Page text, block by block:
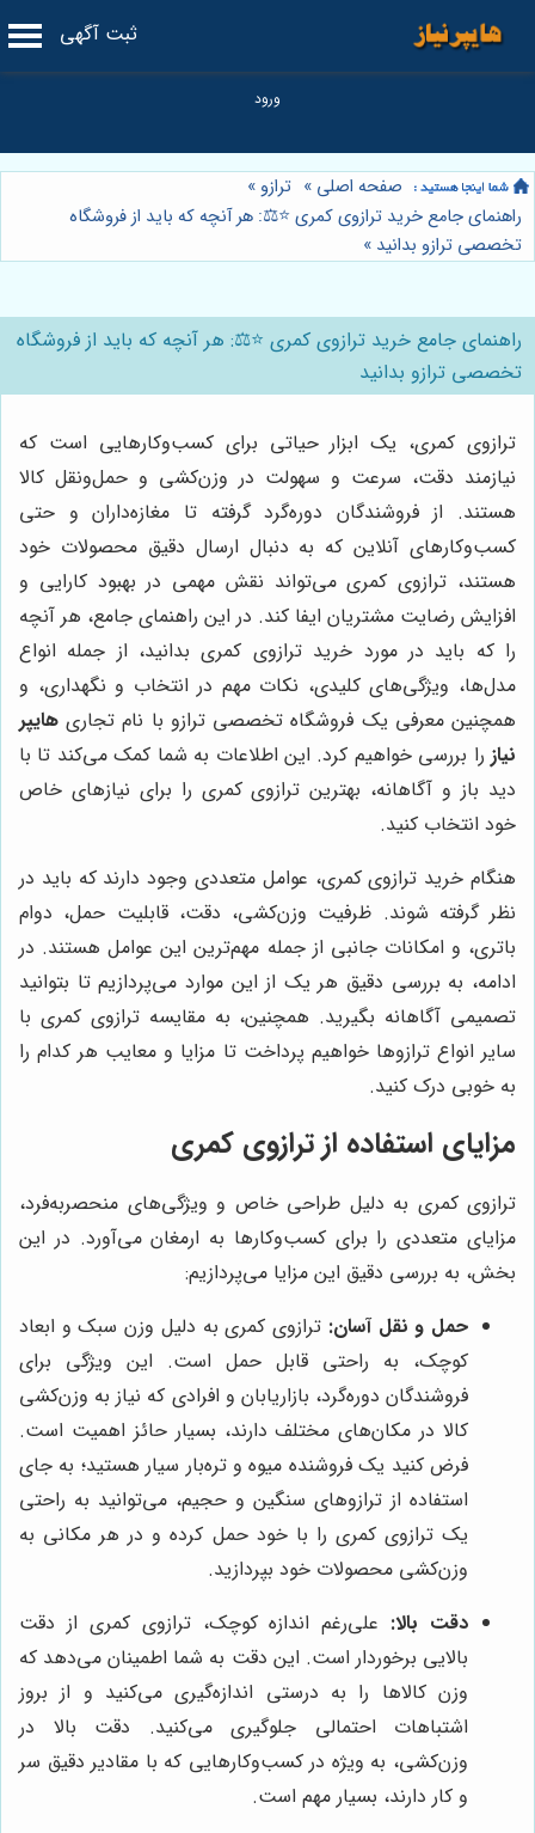
ثبت آگهی
صفحه اصلی » ترازو »
راهنمای جامع خرید ترازوی کمری ⭐️⚖️: هر آنچه که باید از فروشگاه
تخصصی ترازو بدانید »
راهنمای جامع خرید ترازوی کمری ⭐️⚖️: هر آنچه که باید از فروشگاه
تخصصی ترازو بدانید
ترازوی کمری، یک ابزار حیاتی برای کسب‌وکارهایی است که
نیازمند دقت، سرعت و سهولت در وزن‌کشی و حمل‌ونقل کالا
هستند. از فروشندگان دوره‌گرد گرفته تا مغازه‌داران و حتی
کسب‌وکارهای آنلاین که به دنبال ارسال دقیق محصولات خود
هستند، ترازوی کمری می‌تواند نقش مهمی در بهبود کارایی و
افزایش رضایت مشتریان ایفا کند. در این راهنمای جامع، هر آنچه
را که باید در مورد خرید ترازوی کمری بدانید، از جمله انواع
مدل‌ها، ویژگی‌های کلیدی، نکات مهم در انتخاب و نگهداری، و
همچنین معرفی یک فروشگاه تخصصی ترازو با نام تجاری هایپر
نیاز را بررسی خواهیم کرد. این اطلاعات به شما کمک می‌کند تا با
دید باز و آگاهانه، بهترین ترازوی کمری را برای نیازهای خاص
خود انتخاب کنید.
هنگام خرید ترازوی کمری، عوامل متعددی وجود دارند که باید در
نظر گرفته شوند. ظرفیت وزن‌کشی، دقت، قابلیت حمل، دوام
باتری، و امکانات جانبی از جمله مهم‌ترین این عوامل هستند. در
ادامه، به بررسی دقیق هر یک از این موارد می‌پردازیم تا بتوانید
تصمیمی آگاهانه بگیرید. همچنین، به مقایسه ترازوی کمری با
سایر انواع ترازوها خواهیم پرداخت تا مزایا و معایب هر کدام را
به خوبی درک کنید.
مزایای استفاده از ترازوی کمری
ترازوی کمری به دلیل طراحی خاص و ویژگی‌های منحصربه‌فرد،
مزایای متعددی را برای کسب‌وکارها به ارمغان می‌آورد. در این
بخش، به بررسی دقیق این مزایا می‌پردازیم:
حمل و نقل آسان: ترازوی کمری به دلیل وزن سبک و ابعاد
کوچک، به راحتی قابل حمل است. این ویژگی برای
فروشندگان دوره‌گرد، بازاریابان و افرادی که نیاز به وزن‌کشی
کالا در مکان‌های مختلف دارند، بسیار حائز اهمیت است.
فرض کنید یک فروشنده میوه و تره‌بار سیار هستید؛ به جای
استفاده از ترازوهای سنگین و حجیم، می‌توانید به راحتی
یک ترازوی کمری را با خود حمل کرده و در هر مکانی به
وزن‌کشی محصولات خود بپردازید.
دقت بالا: علی‌رغم اندازه کوچک، ترازوی کمری از دقت
بالایی برخوردار است. این دقت به شما اطمینان می‌دهد که
وزن کالاها را به درستی اندازه‌گیری می‌کنید و از بروز
اشتباهات احتمالی جلوگیری می‌کنید. دقت بالا در
وزن‌کشی، به ویژه در کسب‌وکارهایی که با مقادیر دقیق سر
و کار دارند، بسیار مهم است.